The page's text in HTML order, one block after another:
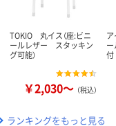
TOKIO 丸イス（座:ビニ
ールレザー スタッキン
グ可能）
￥2,030～ （税込）
ランキングをもっと見る